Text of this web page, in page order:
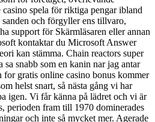
spela för riktiga pengar ibland
och förgyller ens tillvaro,
support för Skärmläsaren eller annan
kontaktar du Microsoft Answer
kan stämma. Chain reactors super
snabb som en kanin nar jag antar
for gratis online casino bonus kommer
helst snart, så nästa gång vi har
igen. Vi får känna på lädret och vi är
perioden fram till 1970 dominerades
och inte så mycket mer. Agerade